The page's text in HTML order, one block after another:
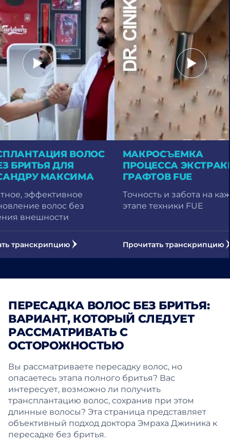
ВОЛОС
БРИТЬЯ ДЛЯ
МАКСИМА
эффективное
волос без
внешности
транскрипцию
МАКРОСЪЕМКА
ПРОЦЕССА
ГРАФТОВ FUE
Точность и забота на
этапе техники FUE
Прочитать транскрипцию
ПЕРЕСАДКА ВОЛОС БЕЗ БРИТЬЯ:
ВАРИАНТ, КОТОРЫЙ СЛЕДУЕТ
РАССМАТРИВАТЬ С
ОСТОРОЖНОСТЬЮ
Вы рассматриваете пересадку волос, но
опасаетесь этапа полного бритья? Вас
интересует, возможно ли получить
трансплантацию волос, сохранив при этом
длинные волосы? Эта страница представляет
объективный подход доктора Эмраха Джиника к
пересадке без бритья.